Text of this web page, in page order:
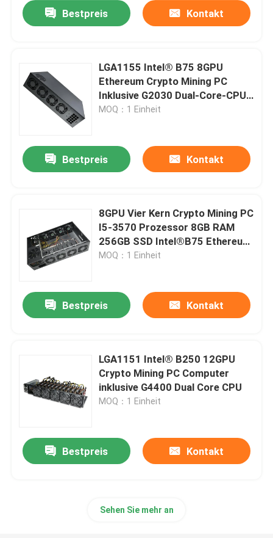
Startseite
Bestpreis Kontakt
LGA1155 Intel® B75 8GPU
Ethereum Crypto Mining PC
Inklusive G2030 Dual-Core-CPU-
Netzteil 2000 W
MOQ：1 Einheit
Bestpreis Kontakt
8GPU Vier Kern Crypto Mining PC
I5-3570 Prozessor 8GB RAM
256GB SSD Intel®B75 Ethereum
Coin Rig ETH Miner
MOQ：1 Einheit
Bestpreis Kontakt
LGA1151 Intel® B250 12GPU
Crypto Mining PC Computer
inklusive G4400 Dual Core CPU
MOQ：1 Einheit
Bestpreis Kontakt
Sehen Sie mehr an